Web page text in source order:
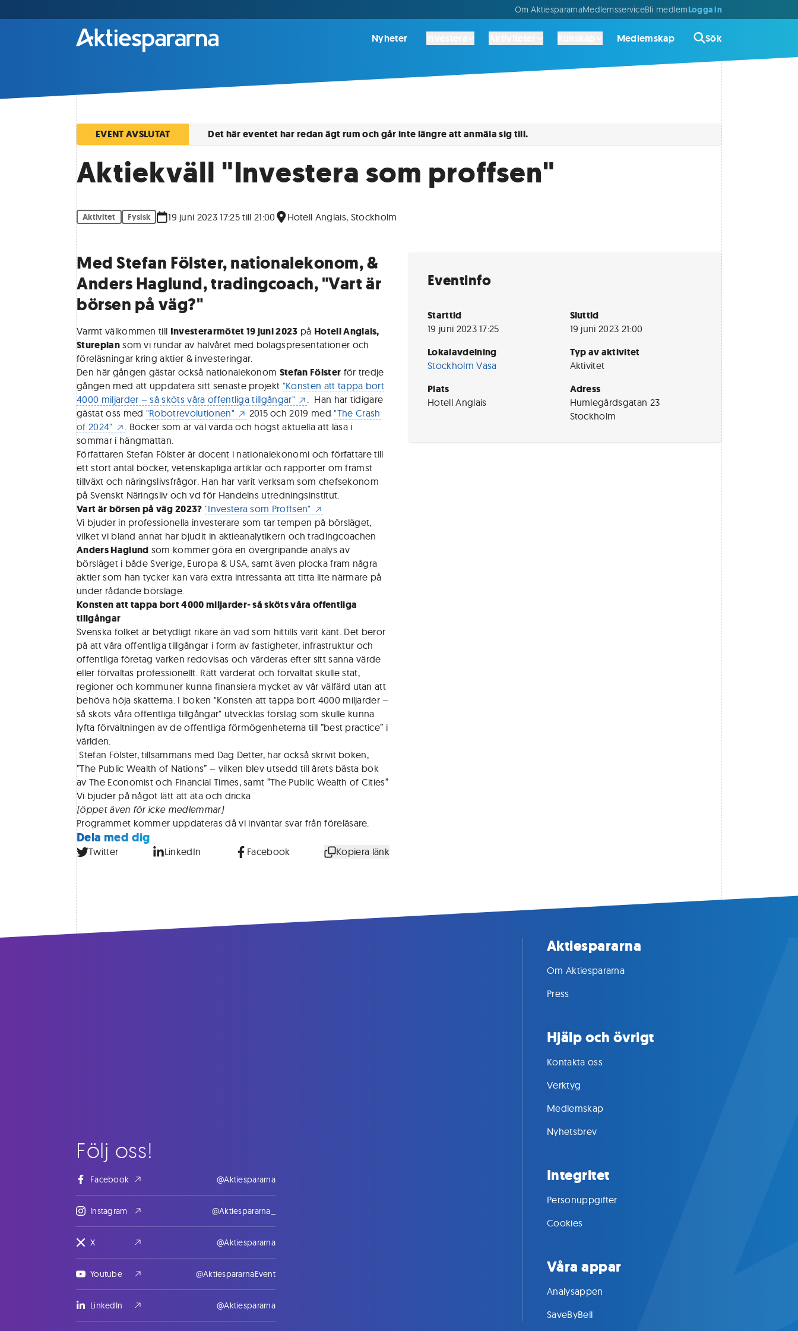
Om AktiespararnaMedlemsserviceBli medlemLogga in
Nyheter Medlemskap Sök
EVENT AVSLUTAT Det här eventet har redan ägt rum och går inte längre att anmäla sig till.
Aktiekväll "Investera som proffsen"
Aktivitet Fysisk 19 juni 2023 17:25 till 21:00 Hotell Anglais, Stockholm
Med Stefan Fölster, nationalekonom, &
Anders Haglund, tradingcoach, "Vart är
börsen på väg?"
V armt välkommen till Investerarmötet 19 juni 2023 på Hotell Anglais,
Stureplansom vi rundar av halvåret med bolagspresentationer och
föreläsningar kring aktier & investeringar.
Den här gången gästar också nationalekonom Stefan Fölster för tredje
gången med att uppdatera sitt senaste projekt "Konsten att tappa bort
4000 miljarder – så sköts våra offentliga tillgångar"
. Han har tidigare
gästat oss med "Robotrevolutionen" 2015 och 2019 med"The Crash
of 2024"
. Böcker som är väl värda och högst aktuella att läsa i
sommar i hängmattan.
Författaren Stefan Fölster är docent i nationalekonomi och författare till
ett stort antal böcker, vetenskapliga artiklar och rapporter om främst
tillväxt och näringslivsfrågor. Han har varit verksam som chefsekonom
på Svenskt Näringsliv och vd för Handelns utredningsinstitut.
Vart är börsen på väg 2023? "Investera som Proffsen"
Vi bjuder in professionella investerare som tar tempen på börsläget,
vilket vi bland annat har bjudit in aktieanalytikern och tradingcoachen
Anders Haglund som kommer göra en övergripande analys av
börsläget i både Sverige, Europa & USA, samt även plocka fram några
aktier som han tycker kan vara extra intressanta att titta lite närmare på
under rådande börsläge.
Konsten att tappa bort 4000 miljarder- så sköts våra offentliga
tillgångar
Svenska folket är betydligt rikare än vad som hittills varit känt. Det beror
på att våra offentliga tillgångar i form av fastigheter, infrastruktur och
offentliga företag varken redovisas och värderas efter sitt sanna värde
eller förvaltas professionellt. Rätt värderat och förvaltat skulle stat,
regioner och kommuner kunna finansiera mycket av vår välfärd utan att
behöva höja skatterna. I boken "Konsten att tappa bort 4000 miljarder –
så sköts våra offentliga tillgångar" utvecklas förslag som skulle kunna
lyfta förvaltningen av de offentliga förmögenheterna till ”best practice” i
världen.
Stefan Fölster, tillsammans med Dag Detter, har också skrivit boken,
”The Public Wealth of Nations” – vilken blev utsedd till årets bästa bok
av The Economist och Financial Times, samt ”The Public Wealth of Cities”
Vi bjuder på något lätt att äta och dricka
(öppet även för icke medlemmar)
Programmet kommer uppdateras då vi inväntar svar från föreläsare.
Dela med dig
Twitter LinkedIn Facebook Kopiera länk
Eventinfo
Starttid
19 juni 2023 17:25
Sluttid
19 juni 2023 21:00
Lokalavdelning
Stockholm Vasa
Typ av aktivitet
Aktivitet
Plats
Hotell Anglais
Adress
Humlegårdsgatan 23
Stockholm
Följ oss!
Facebook @Aktiespararna
Instagram @Aktiespararna_
X @Aktiespararna
Youtube @AktiespararnaEvent
LinkedIn @Aktiespararna
Aktiespararna
Om Aktiespararna
Press
Hjälp och övrigt
Kontakta oss
Verktyg
Medlemskap
Nyhetsbrev
Integritet
Personuppgifter
Cookies
Våra appar
Analysappen
SaveByBell